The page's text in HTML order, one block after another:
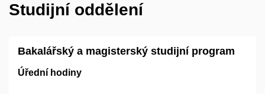
Studijní oddělení
Bakalářský a magisterský studijní program
Úřední hodiny